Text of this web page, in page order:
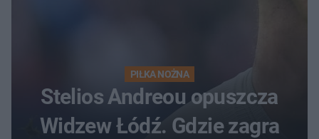
PIŁKA NOŻNA
Stelios Andreou opuszcza
Widzew Łódź. Gdzie zagra